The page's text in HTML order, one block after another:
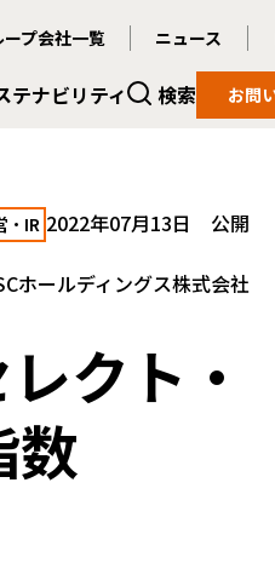
プ会社一覧 ニュース
テナビリティ 検索 お問
・IR 2022年07月13日 公開
ホールディングス株式会社
クト・
数